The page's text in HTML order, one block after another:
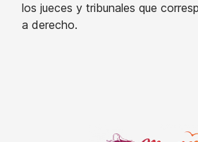
los jueces y tribunales que
a derecho.